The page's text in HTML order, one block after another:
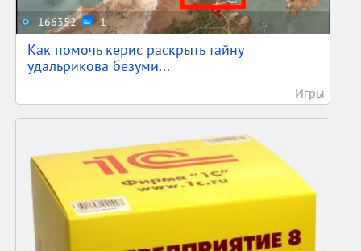
166352 1
Как помочь керис раскрыть тайну
удальрикова безуми...
Игры